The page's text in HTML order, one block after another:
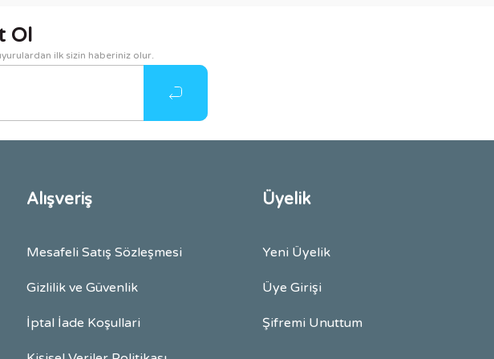
Ol
ilk sizin haberiniz olur.
Alışveriş
Mesafeli Satış Sözleşmesi
Gizlilik ve Güvenlik
İptal İade Koşullari
Üyelik
Yeni Üyelik
Üye Girişi
Şifremi Unuttum